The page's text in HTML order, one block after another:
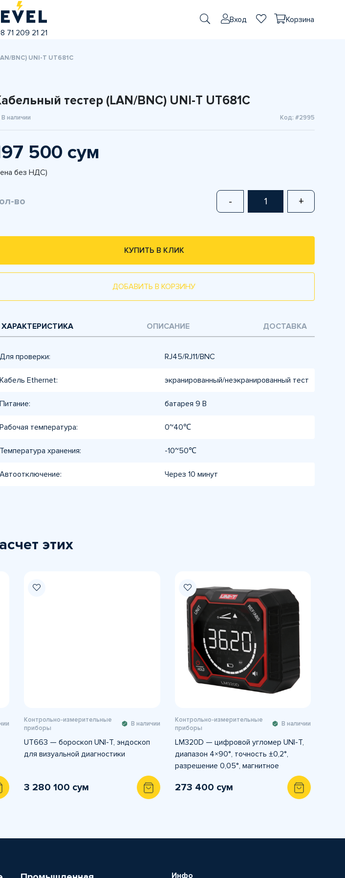
71 209 21 21
Вход Корзина
BNC) UNI-T UT681C
тестер (LAN/BNC) UNI-T UT681C
В наличии Код: #2995
500 сум
без НДС)
во - +
КУПИТЬ В КЛИК
ДОБАВИТЬ В КОРЗИНУ
ХАРАКТЕРИСТИКА ОПИСАНИЕ ДОСТАВКА
Для проверки: RJ45/RJ11/BNC
Кабель Ethernet: экранированный/неэкранированный тест
Питание: батарея 9 В
Рабочая температура: 0~40℃
Температура хранения: -10~50℃
Автоотключение: Через 10 минут
этих
Контрольно-измерительные
приборы
В наличии
UT663 — бороскоп UNI-T, эндоскоп
для визуальной диагностики
3 280 100 сум
Контрольно-измерительные
приборы
В наличии
LM320D — цифровой угломер UNI-T,
диапазон 4×90°, точность ±0,2°,
разрешение 0,05°, магнитное
273 400 сум
Инфо